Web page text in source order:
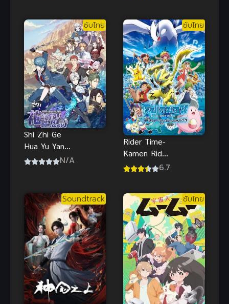
มหาประลัย
พากย์ไทย เด็ด
ซับไทย
Shi Zhi Ge
Hua Yu Yan
De
Time)
บทเพลงแห่ง
กาลเวลา
N/A
ซับไทย
Rider Time-
Kamen Rider
Ryuki ซับไทย
6.7
Soundtrack ซับไทย